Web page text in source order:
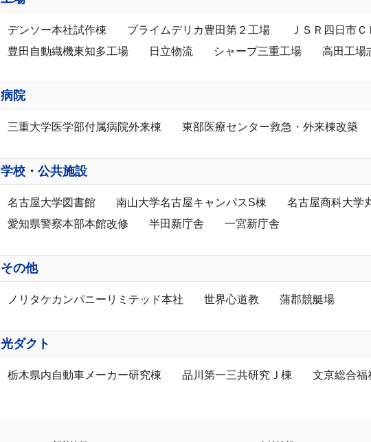
デンソー本社試作棟 プライムデリカ豊田第２工場 ＪＳＲ四日市
豊田自動織機東知多工場
日立物流 シャープ三重工場 高田工場
病院
三重大学医学部付属病院外来棟 東部医療センター救急・外来棟改築
学校・公共施設
名古屋大学図書館 南山大学名古屋キャンパスS棟 名古屋商科大学
愛知県警察本部本館改修
半田新庁舎 一宮新庁舎
その他
ノリタケカンパニーリミテッド本社 世界心道教 蒲郡競艇場
光ダクト
栃木県内自動車メーカー研究棟 品川第一三共研究Ｊ棟 文京総合福